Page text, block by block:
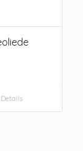
Details